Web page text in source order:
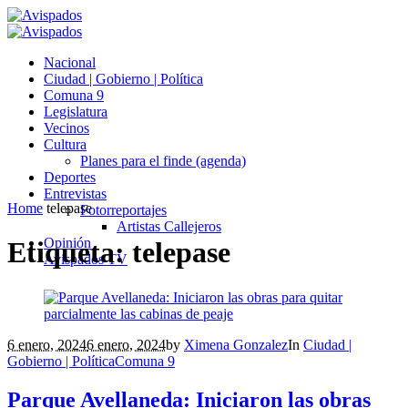
Nacional
Ciudad | Gobierno | Política
Comuna 9
Legislatura
Vecinos
Cultura
Planes para el finde (agenda)
Deportes
Entrevistas
Fotorreportajes
Artistas Callejeros
Opinión
Avispados TV
Home telepase
Etiqueta:telepase
6 enero, 20246 enero, 2024by Ximena GonzalezIn Ciudad |
Gobierno | PolíticaComuna 9
Parque Avellaneda: Iniciaron las obras